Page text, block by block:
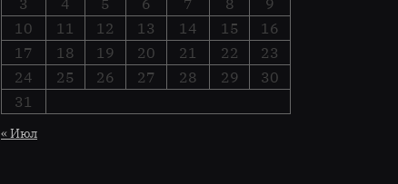
3
4 5 6 7 8
9
10
11 12 13 14 15
16
17
18 19 20 21 22
23
24
25 26 27 28 29
30
31
« Июл